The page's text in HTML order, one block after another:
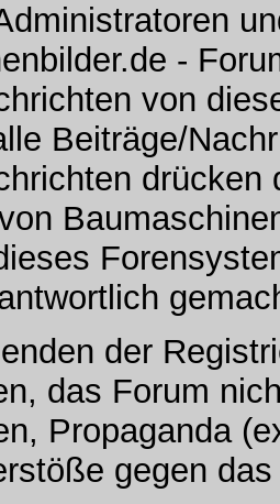
-
von
Beiträge/
der
das Forum
Propaganda
gegen